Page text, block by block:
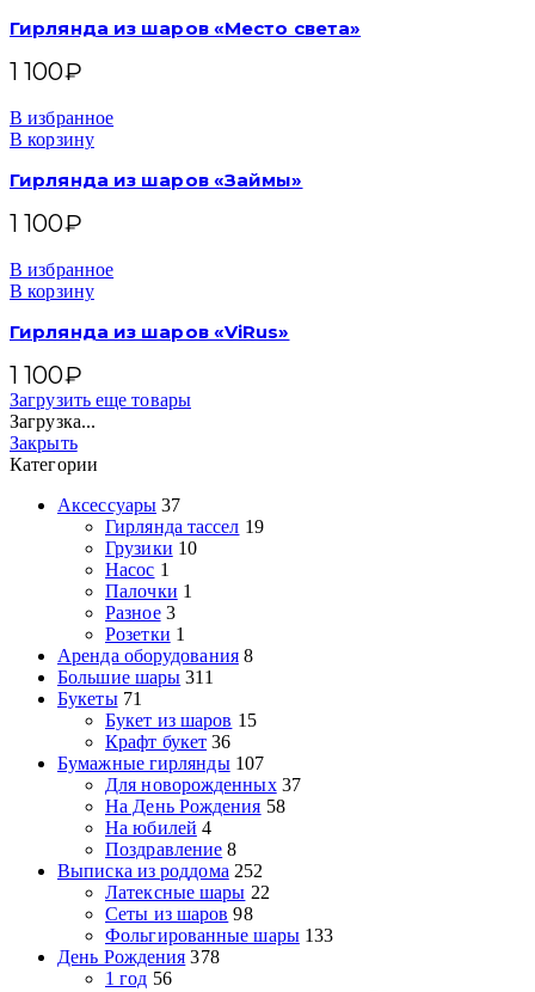
Гирлянда из шаров «Место света»
1 100₽
В избранное
В корзину
Гирлянда из шаров «Займы»
1 100₽
В избранное
В корзину
Гирлянда из шаров «ViRus»
1 100₽
Загрузить еще товары
Загрузка...
Закрыть
Категории
Аксессуары 37
Гирлянда тассел 19
Грузики 10
Насос 1
Палочки 1
Разное 3
Розетки 1
Аренда оборудования 8
Большие шары 311
Букеты 71
Букет из шаров 15
Крафт букет 36
Бумажные гирлянды 107
Для новорожденных 37
На День Рождения 58
На юбилей 4
Поздравление 8
Выписка из роддома 252
Латексные шары 22
Сеты из шаров 98
Фольгированные шары 133
День Рождения 378
1 год 56